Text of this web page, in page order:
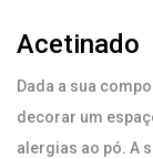
Acetinado
Dada a sua
decorar um
alergias ao pó. A